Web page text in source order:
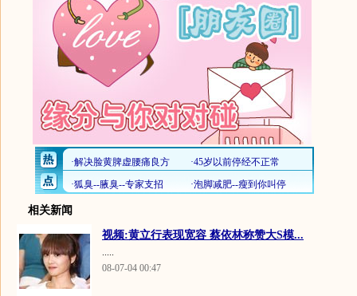
相关新闻
视频:黄立行表现宽容 蔡依林称赞大S模...
.....
08-07-04 00:47